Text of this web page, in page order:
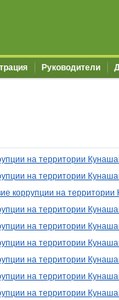
Руководители
на территории
на территории
коррупции на территории
на территории
на территории
на территории
на территории
на территории
на территории